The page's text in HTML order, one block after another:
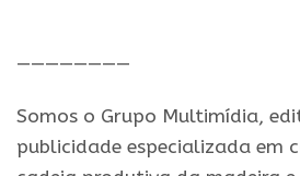
————————
Somos o Grupo Multimídia,
publicidade especializada em